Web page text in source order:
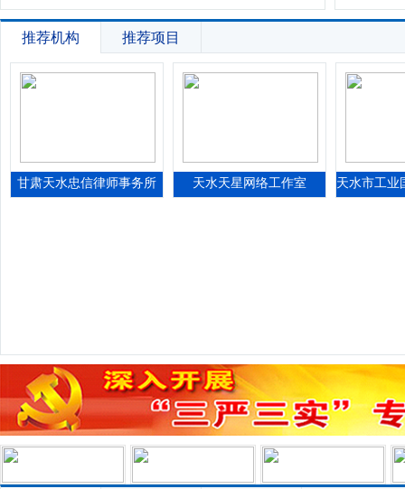
推荐机构 推荐项目
甘肃天水忠信律师事务所 天水天星网络工作室